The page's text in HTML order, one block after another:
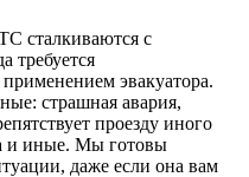
сталкиваются с
требуется
эвакуатора.
страшная авария,
проезду иного
и иные. Мы готовы
даже если она вам